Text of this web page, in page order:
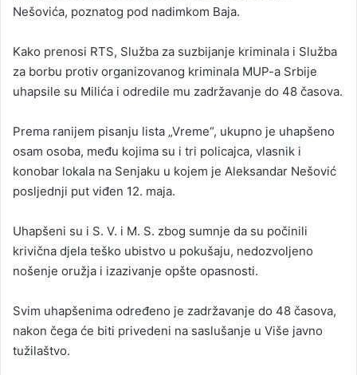
e
a
i
l
Nešovića, poznatog pod nadimkom Baja.
Kako prenosi RTS, Služba za suzbijanje kriminala i Služba
za borbu protiv organizovanog kriminala MUP-a Srbije
uhapsile su Milića i odredile mu zadržavanje do 48 časova.
Prema ranijem pisanju lista „Vreme“, ukupno je uhapšeno
osam osoba, među kojima su i tri policajca, vlasnik i
konobar lokala na Senjaku u kojem je Aleksandar Nešović
posljednji put viđen 12. maja.
Uhapšeni su i S. V. i M. S. zbog sumnje da su počinili
krivična djela teško ubistvo u pokušaju, nedozvoljeno
nošenje oružja i izazivanje opšte opasnosti.
Svim uhapšenima određeno je zadržavanje do 48 časova,
nakon čega će biti privedeni na saslušanje u Više javno
tužilaštvo.